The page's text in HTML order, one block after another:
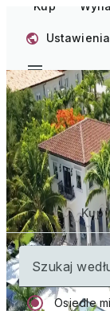
Kup
Ustawienia
Kup
Szukaj
Osiedle